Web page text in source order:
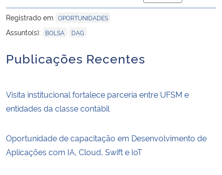
Gabinete de Segurança Institucional
Advocacia-Geral da União
Planalto
para área de
Registrado em OPORTUNIDADES
Assunto(s): BOLSA DAG
Publicações Recentes
Visita institucional fortalece parceria entre UFSM e
entidades da classe contábil
Oportunidade de capacitação em Desenvolvimento de
Aplicações com IA, Cloud, Swift e IoT